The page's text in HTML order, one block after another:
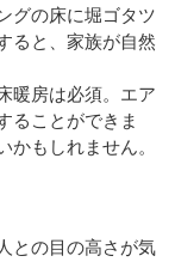
グの床に堀ゴタツ
ると、家族が自然
暖房は必須。エア
ることができま
もしれません。
との目の高さが気